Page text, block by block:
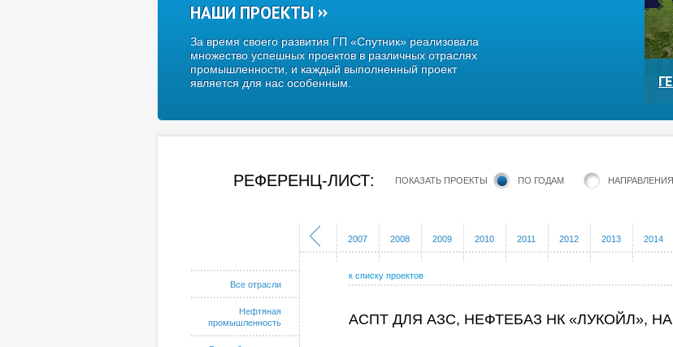
НАШИ ПРОЕКТЫ
За время своего развития ГП «Спутник» реализовала
множество успешных проектов в различных отраслях
промышленности, и каждый выполненный проект
является для нас особенным.
РЕФЕРЕНЦ-ЛИСТ: ПОКАЗАТЬ ПРОЕКТЫ ПО ГОДАМ
Все отрасли
Нефтяная
промышленность
2006 2007 2008 2009 2010 2011 2012 2013 2014
к списку проектов
АСПТ ДЛЯ АЗС, НЕФТЕБАЗ НК «ЛУКОЙЛ»,